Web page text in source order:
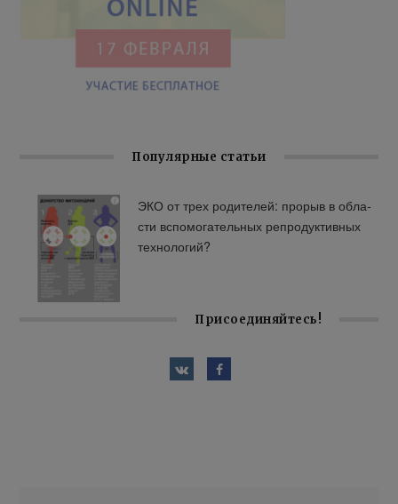
Популярные статьи
ЭКО от трех ро­ди­те­лей: про­рыв в об­ла­
сти вспо­мо­га­тель­ных ре­про­дук­тив­ных
тех­но­ло­гий?
Присоединяйтесь!